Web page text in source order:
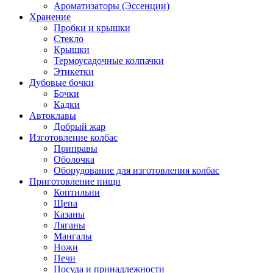
Ароматизаторы (Эссенции)
Хранение
Пробки и крышки
Стекло
Крышки
Термоусадочные колпачки
Этикетки
Дубовые бочки
Бочки
Кадки
Автоклавы
Добрый жар
Изготовление колбас
Приправы
Оболочка
Оборудование для изготовления колбас
Приготовление пищи
Коптильни
Щепа
Казаны
Ляганы
Мангалы
Ножи
Печи
Посуда и принадлежности